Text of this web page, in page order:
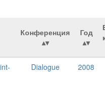
Конференция Год
Dialogue 2008